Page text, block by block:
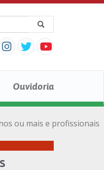
Ouvidoria
ou mais e profissionais